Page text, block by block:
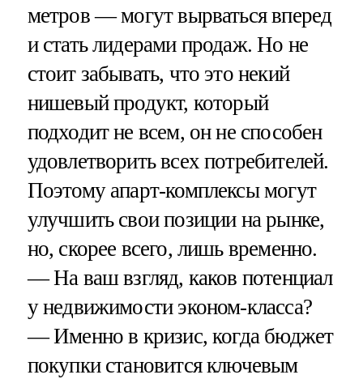
метров — могут вырваться вперед
и стать лидерами продаж. Но не
стоит забывать, что это некий
нишевый продукт, который
подходит не всем, он не способен
удовлетворить всех потребителей.
Поэтому апарт-комплексы могут
улучшить свои позиции на рынке,
но, скорее всего, лишь временно.
— На ваш взгляд, каков потенциал
у недвижимости эконом-класса?
— Именно в кризис, когда бюджет
покупки становится ключевым